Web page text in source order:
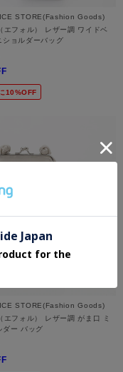
STORE(Fashion Goods)
エフォル） レザー調 ワイドベ
ショルダーバッグ
10%OFF
STORE(Fashion Goods)
エフォル） レザー調 がま口 ミ
ダー バッグ